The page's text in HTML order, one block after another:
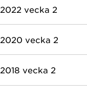
2022 vecka 2
2020 vecka 2
2018 vecka 2